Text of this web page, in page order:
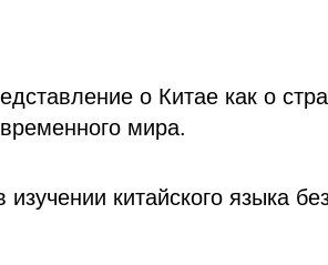
о Китае как о
мира.
китайского языка